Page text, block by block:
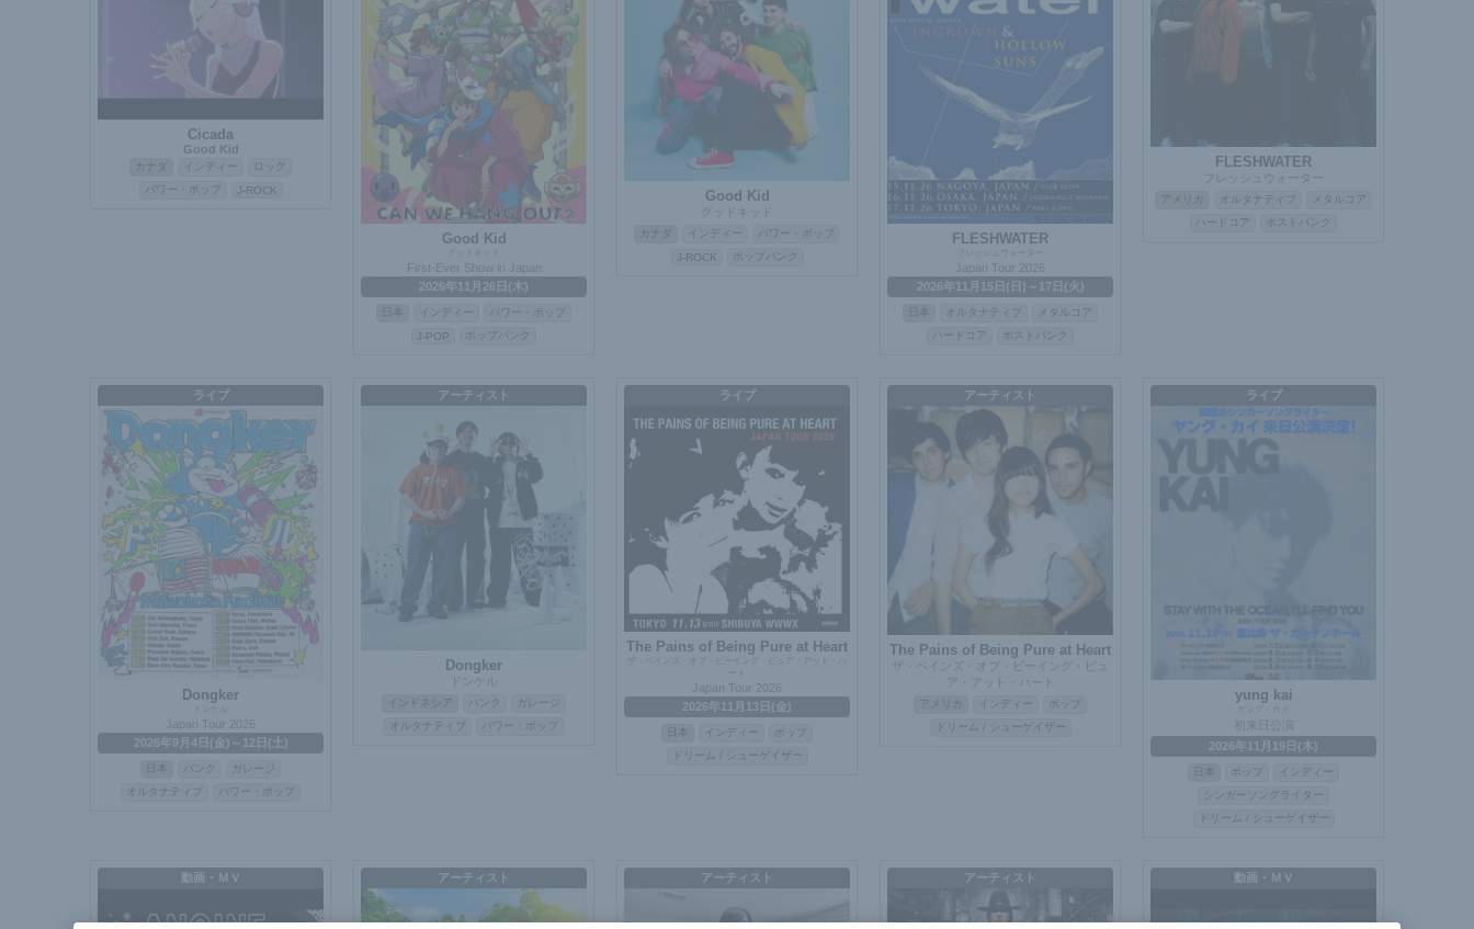
Cicada
Good Kid
カナダ インディー
ロック
パワー・ポップ
J-ROCK
Good Kid
First-Ever Show in Japan
2026年11月26日(木)
インディー
パワー・ポップ
J-POP
ポップパンク
Good Kid
グッドキッド
カナダ インディー
パワー・ポップ
J-ROCK
ポップパンク
FLESHWATER
フレッシュウォーター
Japan Tour 2026
2026年11月15日(日)～17日(火)
オルタナティブ
メタルコア
ハードコア
ポストパンク
FLESHWATER
フレッシュウォーター
アメリカ オルタナティブ
メタルコア
ハードコア
ポストパンク
ライブ
Dongker
Japan Tour 2026
2026年9月4日(金)～12日(土)
パンク
ガレージ
オルタナティブ
パワー・ポップ
アーティスト
Dongker
ドンケル
インドネシア パンク
ガレージ
オルタナティブ
パワー・ポップ
ライブ
The Pains of Being Pure at Heart
Japan Tour 2026
2026年11月13日(金)
インディー
ポップ
ドリーム / シューゲイザー
アーティスト
The Pains of Being Pure at Heart
ザ・ペインズ・オブ・ビーイング・ピュ
ア・アット・ハート
アメリカ インディー
ポップ
ドリーム / シューゲイザー
ライブ
yung kai
初来日公演
2026年11月19日(木)
ポップ
インディー
シンガーソングライター
ドリーム / シューゲイザー
動画・ＭＶ アーティスト アーティスト アーティスト 動画・ＭＶ